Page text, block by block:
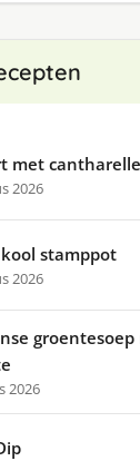
met
2026
stamppot
2026
2026